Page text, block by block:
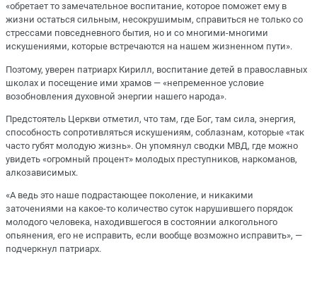
«обретает то замечательное воспитание, которое поможет ему в
жизни остаться сильным, несокрушимым, справиться не только со
стрессами повседневного бытия, но и со многими-многими
искушениями, которые встречаются на нашем жизненном пути».
Поэтому, уверен патриарх Кирилл, воспитание детей в православных
школах и посещение ими храмов — «непременное условие
возобновления духовной энергии нашего народа».
Предстоятель Церкви отметил, что там, где Бог, там сила, энергия,
способность сопротивляться искушениям, соблазнам, которые «так
часто губят молодую жизнь». Он упомянул сводки МВД, где можно
увидеть «огромный процент» молодых преступников, наркоманов,
алкозависимых.
«А ведь это наше подрастающее поколение, и никакими
заточениями на какое-то количество суток нарушившего порядок
молодого человека, находившегося в состоянии алкогольного
опьянения, его не исправить, если вообще возможно исправить», —
подчеркнул патриарх.